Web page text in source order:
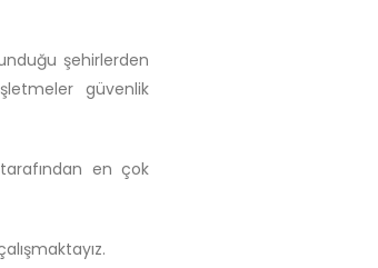
şehirlerden
güvenlik
en çok